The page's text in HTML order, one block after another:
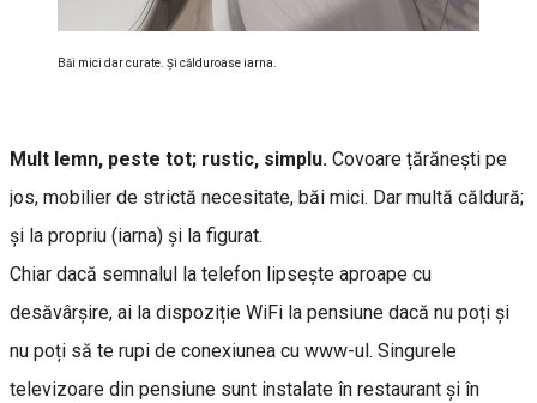
Băi mici dar curate. Şi călduroase iarna.
Mult lemn, peste tot; rustic, simplu. Covoare țărănești pe
jos, mobilier de strictă necesitate, băi mici. Dar multă căldură;
și la propriu (iarna) și la figurat.
Chiar dacă semnalul la telefon lipsește aproape cu
desăvârșire, ai la dispoziție WiFi la pensiune dacă nu poți și
nu poți să te rupi de conexiunea cu www-ul. Singurele
televizoare din pensiune sunt instalate în restaurant şi în